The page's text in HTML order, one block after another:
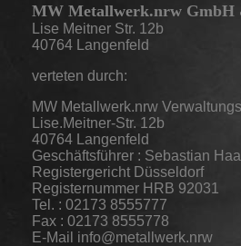
MW Metallwerk.nrw GmbH
Lise Meitner Str. 12b
40764 Langenfeld
verteten durch:
MW Metallwerk.nrw
Lise.Meitner-Str. 12b
40764 Langenfeld
Geschäftsführer : Sebastian
Registergericht Düsseldorf
Registernummer HRB 92031
Tel. : 02173 8555777
Fax : 02173 8555778
E-Mail info@metallwerk.nrw